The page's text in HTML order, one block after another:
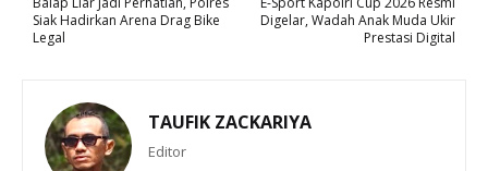
Digelar, Wadah Anak Muda Ukir
Prestasi Digital
Siak Hadirkan Arena Drag Bike
Legal
TAUFIK ZACKARIYA
Editor